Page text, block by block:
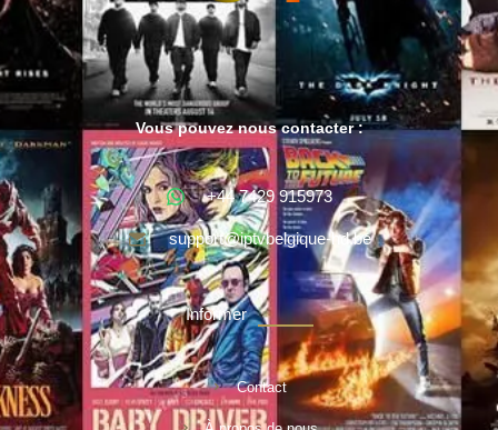
Vous pouvez nous contacter :
+44 7429 915973
support@iptvbelgique-hd.be
Informer
Contact